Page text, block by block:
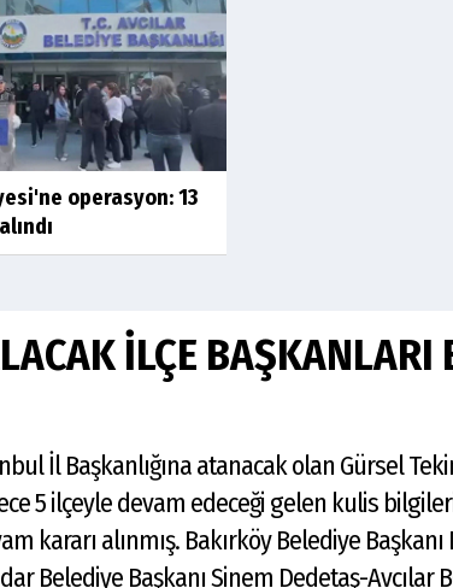
operasyon: 13
İLÇE BAŞKANLARI
İl Başkanlığına atanacak olan Gürsel
5 ilçeyle devam edeceği gelen kulis
kararı alınmış. Bakırköy Belediye Başkanı
Belediye Başkanı Sinem Dedetaş-Avcılar